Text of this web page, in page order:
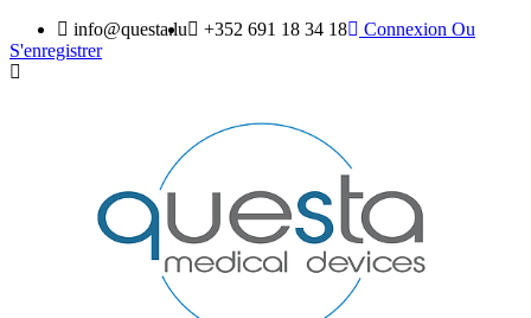
info@questa.lu +352 691 18 34 18 Connexion Ou
S'enregistrer